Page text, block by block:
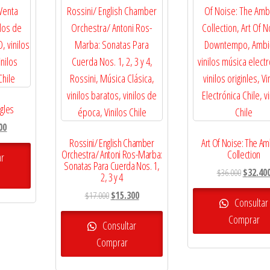
El
precio
$19.800.
Rossini/ English Chamber
Orchestra/ Antoni Ros-Marba:
Sonatas Para Cuerda Nos. 1,
2, 3 y 4
$17.000 El
precio
original
era:
$17.000.
$15.300El
precio
$15.300.
Consultar
Comprar
Art Of Noise: The
Collection
$36.000 El
precio
original
era:
$36.000.
$
Consultar
Comprar